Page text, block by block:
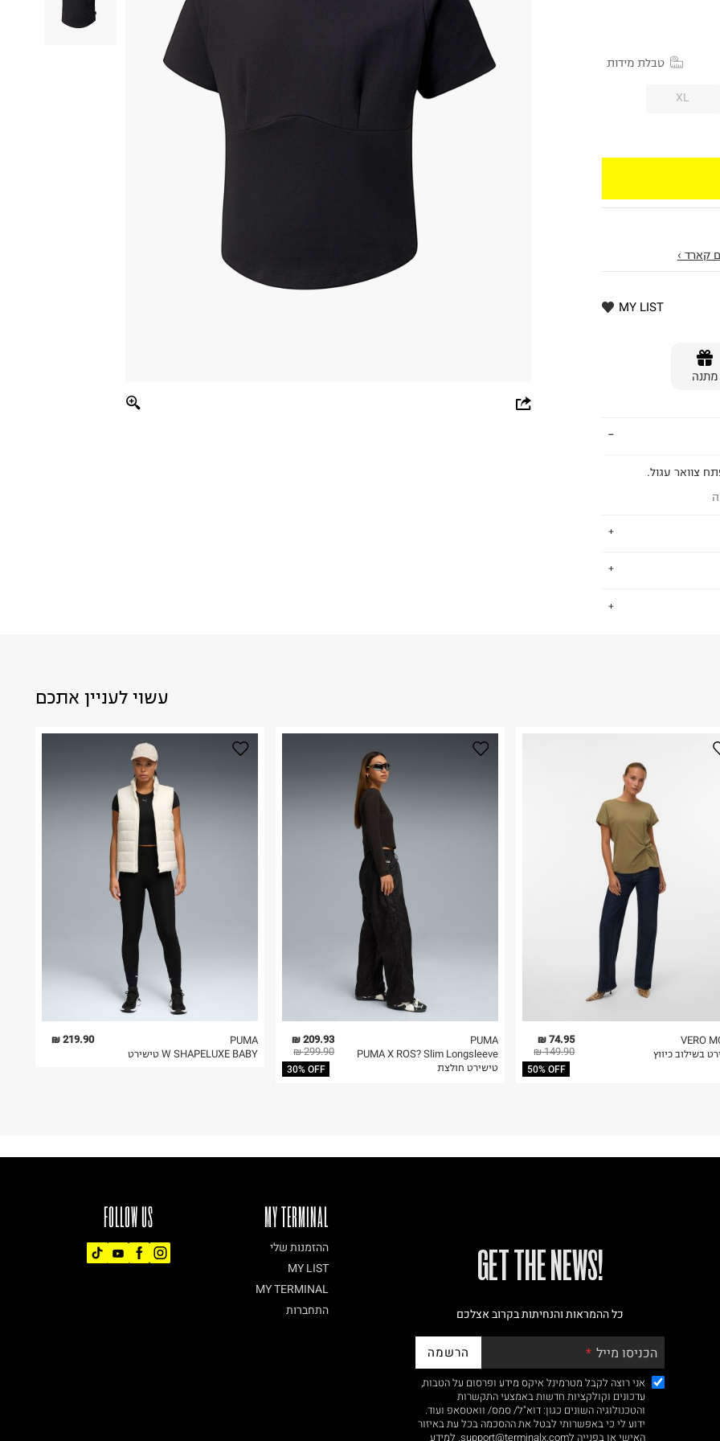
טבלת מידות
XL
קארד ›
MY LIST
מתנה
צוואר עגול.
על גבי החבילה
באתר בלבד
בלבד. לא ניתן
עשוי לעניין אתכם
219.90 ₪
PUMA
W SHAPELUXE BABY טישירט
209.93 ₪
299.90 ₪
30% OFF
PUMA
PUMA X ROS? Slim Longsleeve
טישירט חולצת
74.95 ₪
149.90 ₪
50% OFF
VERO
בשילוב כיווץ
FOLLOW US MY TERMINAL
ההזמנות שלי
MY LIST
MY TERMINAL
התחברות
!GET THE NEWS
כל ההמראות והנחיתות בקרוב אצלכם
הכניסו מייל הרשמה
אני רוצה לקבל מטרמינל איקס מידע ופרסום על הטבות,
עדכונים וקולקציות חדשות באמצעי התקשרות
והטכנולוגיה השונים כגון: דוא"ל/ סמס/ וואטסאפ ועוד.
ידוע לי כי באפשרותי לבטל את ההסכמה בכל עת באיזור
האישי או בפנייה לsupport@terminalx.com. למידע